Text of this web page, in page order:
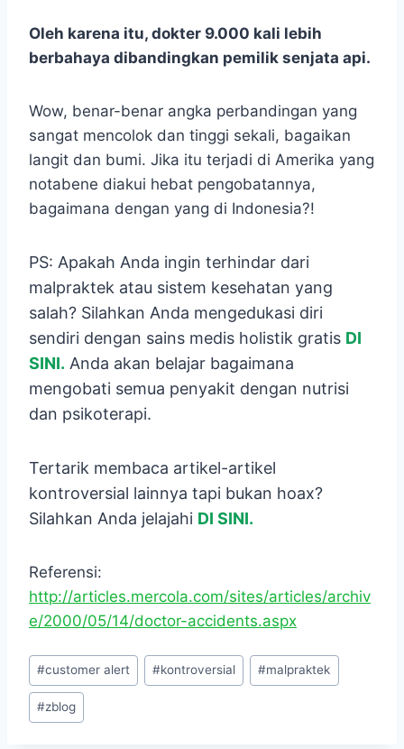
Oleh karena itu, dokter 9.000 kali lebih
berbahaya dibandingkan pemilik senjata api.
Wow, benar-benar angka perbandingan yang
sangat mencolok dan tinggi sekali, bagaikan
langit dan bumi. Jika itu terjadi di Amerika yang
notabene diakui hebat pengobatannya,
bagaimana dengan yang di Indonesia?!
PS: Apakah Anda ingin terhindar dari
malpraktek atau sistem kesehatan yang
salah? Silahkan Anda mengedukasi diri
sendiri dengan sains medis holistik gratis DI
SINI. Anda akan belajar bagaimana
mengobati semua penyakit dengan nutrisi
dan psikoterapi.
Tertarik membaca artikel-artikel
kontroversial lainnya tapi bukan hoax?
Silahkan Anda jelajahi DI SINI.
Referensi:
http://articles.mercola.com/sites/articles/archiv
e/2000/05/14/doctor-accidents.aspx
Post
Tags:
#customer alert #kontroversial #malpraktek
#zblog